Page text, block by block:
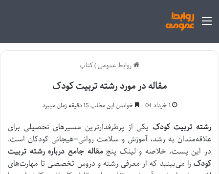
منو
روابط عمومی)کتاب
مقاله در مورد رشته تربیت کودک
1 خرداد 04 خواندن این مطلب 15 دقیقه زمان میبرد
رشته تربیت کودک یکی از پرطرفدارترین مسیرهای تحصیلی برای
علاقه‌مندان به رشد، آموزش و سلامت روانی–هیجانی کودکان است.
در این پست، خلاصه و لینک پنجمقاله جامع درباره رشته تربیت
کودکرا می‌بینید که از معرفی رشته و دروس تخصصی تا مهارت‌های